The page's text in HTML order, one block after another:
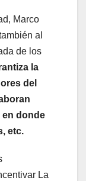
Marco
al
de los
la
del
en donde
etc.
La